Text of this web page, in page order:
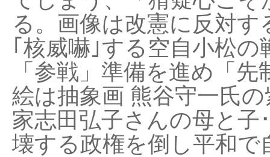
る。画像は改憲に反対
｢核威嚇｣する空自小松
「参戦」準備を進め「
絵は抽象画 熊谷守一氏
家志田弘子さんの母と子
壊する政権を倒し平和